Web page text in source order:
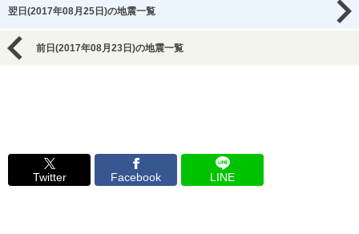
翌日(2017年08月25日)の地震一覧
前日(2017年08月23日)の地震一覧
Twitter Facebook LINE